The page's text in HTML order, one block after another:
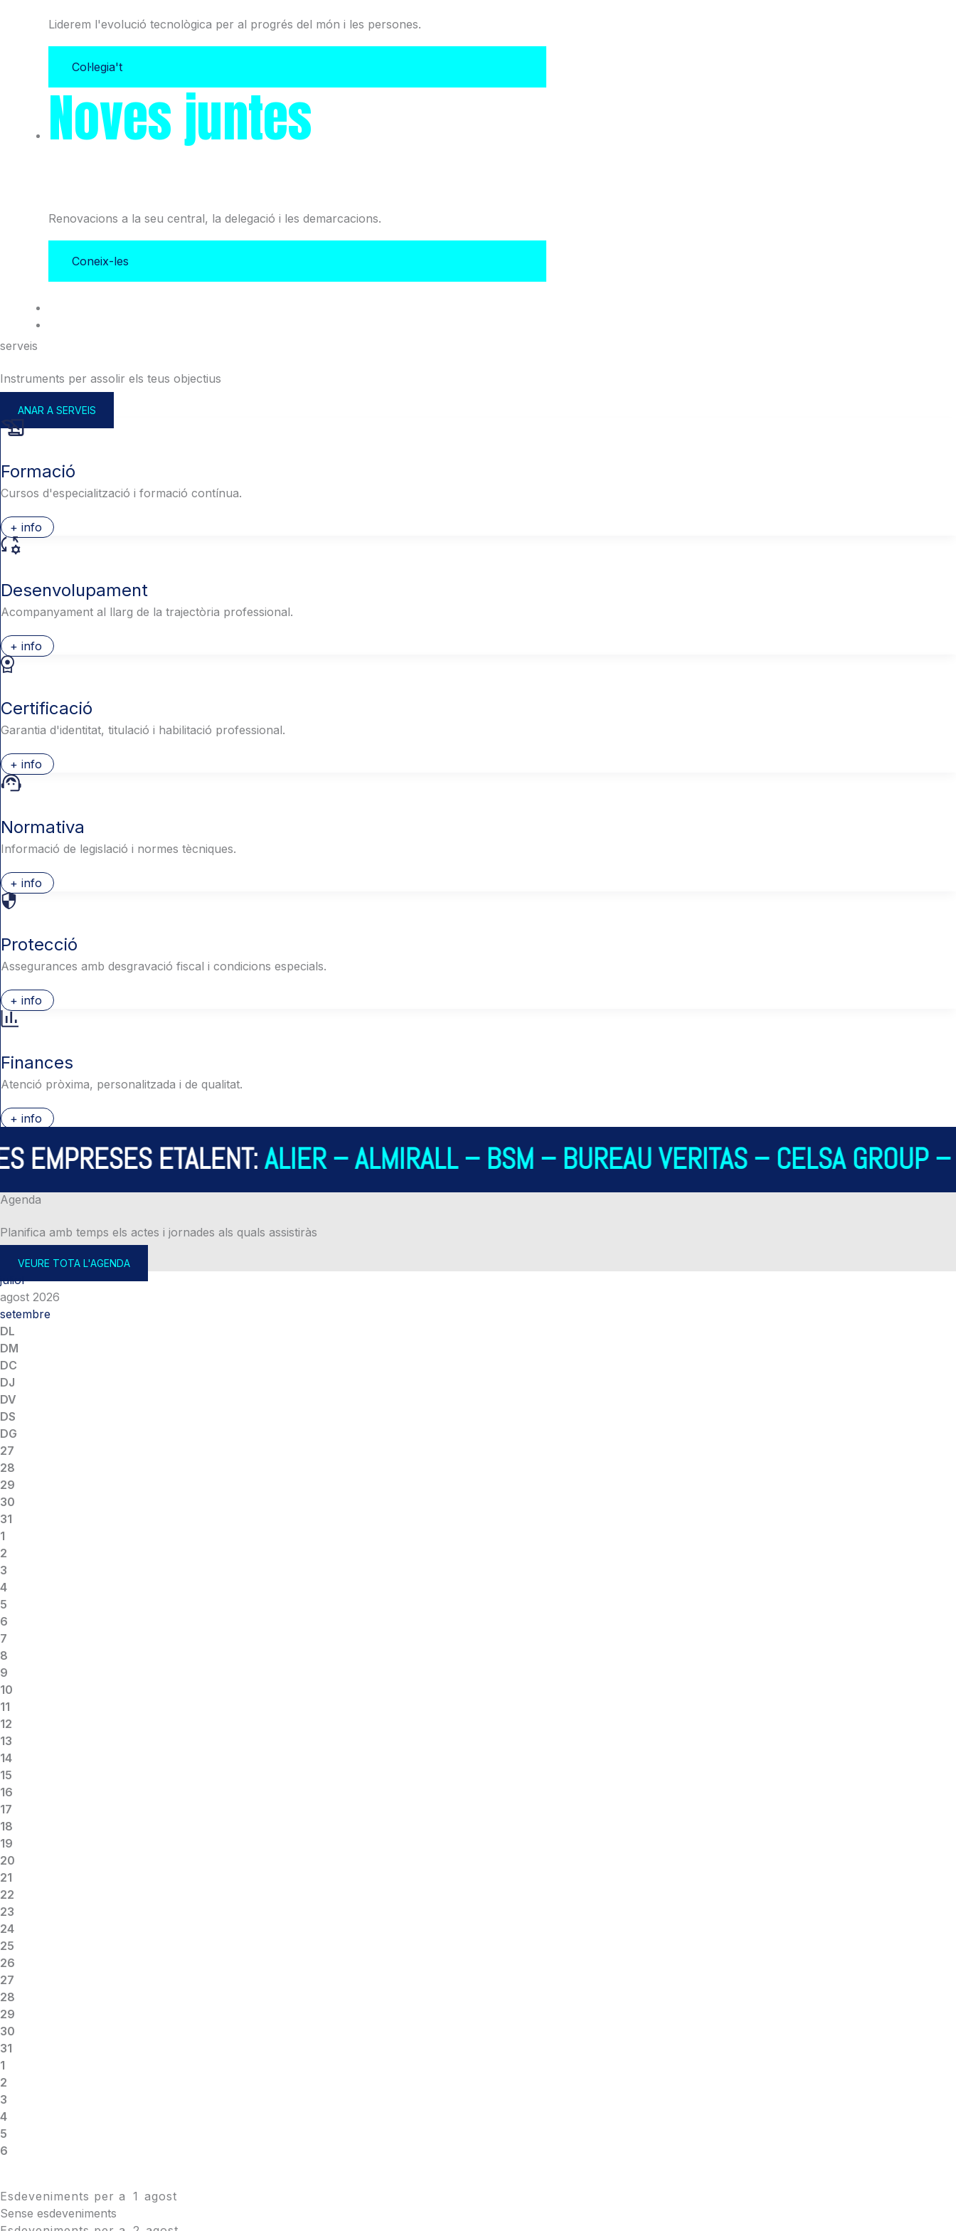
Liderem l'evolució tecnològica per al progrés del món i les persones.
Col·legia't
Noves juntes
Renovacions a la seu central, la delegació i les demarcacions.
Coneix-les
serveis
Instruments per assolir els teus objectius
ANAR A SERVEIS
Formació
Cursos d'especialització i formació contínua.
+ info
Desenvolupament
Acompanyament al llarg de la trajectòria professional.
+ info
Certificació
Garantia d'identitat, titulació i habilitació professional.
+ info
Normativa
Informació de legislació i normes tècniques.
+ info
Protecció
Assegurances amb desgravació fiscal i condicions especials.
+ info
Finances
Atenció pròxima, personalitzada i de qualitat.
+ info
EMPRESES ETALENT:ALIER – ALMIRALL – BSM – BUREAU VERITAS – CELSA GROUP
Agenda
Planifica amb temps els actes i jornades als quals assistiràs
VEURE TOTA L'AGENDA
juliol
agost 2026
setembre
DL
DM
DC
DJ
DV
DS
DG
27
28
29
30
31
1
2
3
4
5
6
7
8
9
10
11
12
13
14
15
16
17
18
19
20
21
22
23
24
25
26
27
28
29
30
31
1
2
3
4
5
6
Esdeveniments per a 1 agost
Sense esdeveniments